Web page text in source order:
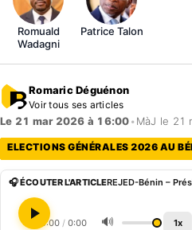
Romuald
Wadagni
Patrice Talon
Romaric Déguénon
Voir tous ses articles
Le 21 mar 2026 à 16:00• MàJ le 21
ELECTIONS GÉNÉRALES 2026 AU
🎧 ÉCOUTER L'ARTICLE
0:00 / 0:00 🔊 1x